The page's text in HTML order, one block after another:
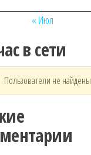
« Июл
в сети
Пользователи не найдены